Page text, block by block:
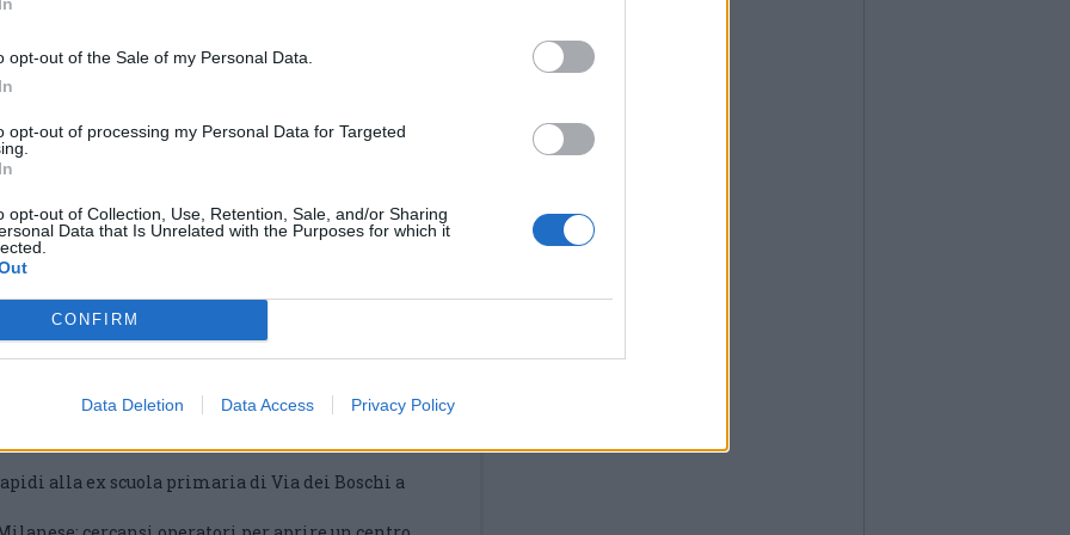
opt-out of the Sale of my Personal Data.
opt-out of processing my Personal Data for Targeted
opt-out of Collection, Use, Retention, Sale, and/or Sharing
Data that Is Unrelated with the Purposes for which it
CONFIRM
Data Deletion Data Access Privacy Policy
2022/01/Tamponi-Garantiti-dal-SSR-A-Chi-
Dove-Farli_2.pdf
www.legnanonews.com/wp-
2022/01/ELENCO-PUNTI-TAMPONE_2022-
dov’è possibile trovarel’elenco delle
i tamponi:
un appuntamento.
alla ex scuola primaria di Via dei Boschi a